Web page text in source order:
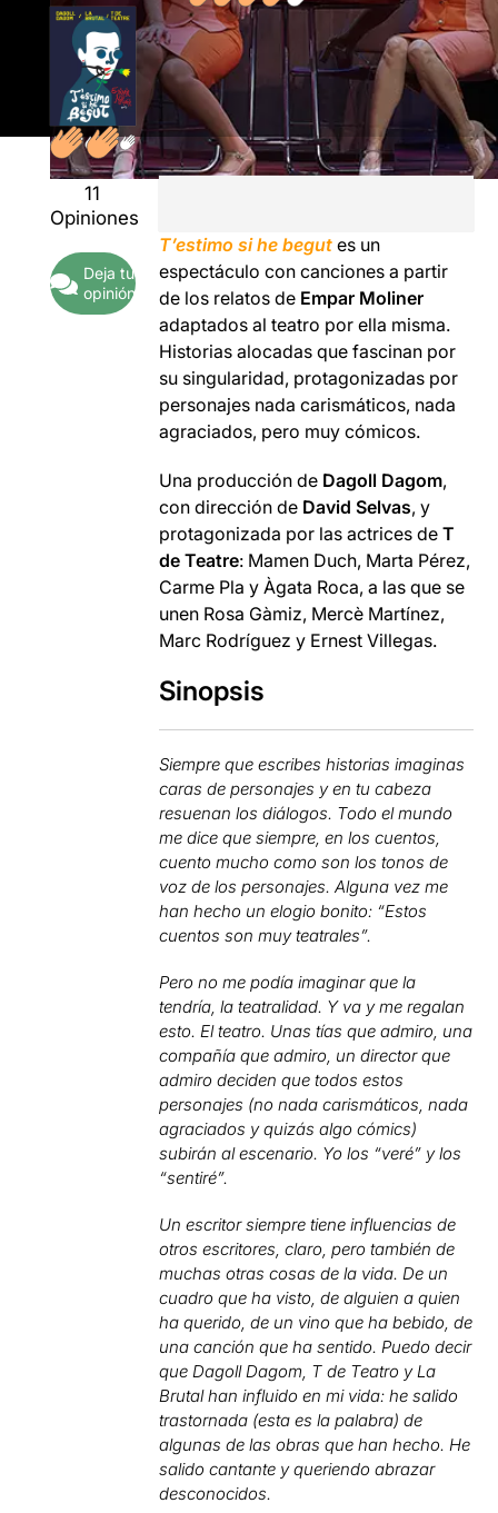
11
Opiniones
Deja tu
opinión
T’estimo si he begut es un
espectáculo con canciones a partir
de los relatos de Empar Moliner
adaptados al teatro por ella misma.
Historias alocadas que fascinan por
su singularidad, protagonizadas por
personajes nada carismáticos, nada
agraciados, pero muy cómicos.
Una producción de Dagoll Dagom,
con dirección de David Selvas, y
protagonizada por las actrices deT
de Teatre: Mamen Duch, Marta Pérez,
Carme Pla y Àgata Roca, a las que se
unen Rosa Gàmiz, Mercè Martínez,
Marc Rodríguez y Ernest Villegas.
Sinopsis
Siempre que escribes historias imaginas
caras de personajes y en tu cabeza
resuenan los diálogos. Todo el mundo
me dice que siempre, en los cuentos,
cuento mucho como son los tonos de
voz de los personajes. Alguna vez me
han hecho un elogio bonito: “Estos
cuentos son muy teatrales”.
Pero no me podía imaginar que la
tendría, la teatralidad. Y va y me regalan
esto. El teatro. Unas tías que admiro, una
compañía que admiro, un director que
admiro deciden que todos estos
personajes (no nada carismáticos, nada
agraciados y quizás algo cómics)
subirán al escenario. Yo los “veré” y los
“sentiré”.
Un escritor siempre tiene influencias de
otros escritores, claro, pero también de
muchas otras cosas de la vida. De un
cuadro que ha visto, de alguien a quien
ha querido, de un vino que ha bebido, de
una canción que ha sentido. Puedo decir
que Dagoll Dagom, T de Teatro y La
Brutal han influido en mi vida: he salido
trastornada (esta es la palabra) de
algunas de las obras que han hecho. He
salido cantante y queriendo abrazar
desconocidos.